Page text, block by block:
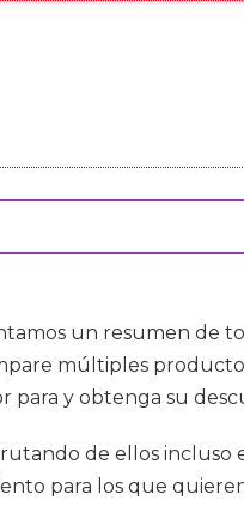
un resumen de
múltiples
para y obtenga su
de ellos incluso
para los que